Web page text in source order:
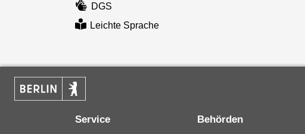
DGS
Leichte Sprache
Service Behörden